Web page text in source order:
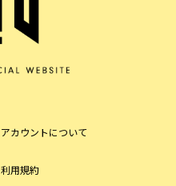
アカウントについて
利用規約